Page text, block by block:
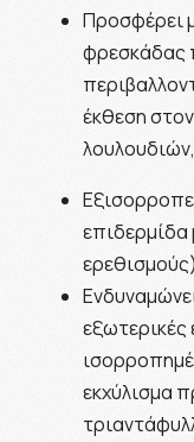
Προσφέρει
φρεσκάδας
έκθεση
επιδερμίδα
εξωτερικές
εκχύλισμα